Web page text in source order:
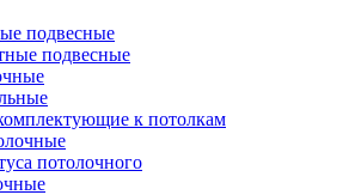
подвесные
подвесные
к потолкам
потолочного